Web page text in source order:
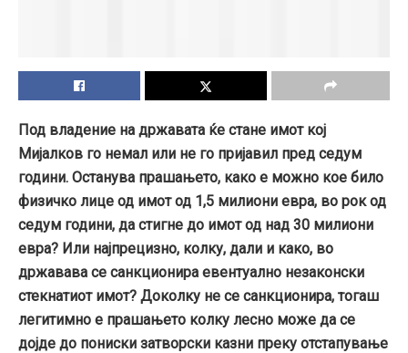
Под владение на државата ќе стане имот кој
Мијалков го немал или не го пријавил пред седум
години. Останува прашањето, како е можно кое било
физичко лице од имот од 1,5 милиони евра, во рок од
седум години, да стигне до имот од над 30 милиони
евра? Или најпрецизно, колку, дали и како, во
државава се санкционира евентуално незаконски
стекнатиот имот? Доколку не се санкционира, тогаш
легитимно е прашањето колку лесно може да се
дојде до пониски затворски казни преку отстапување